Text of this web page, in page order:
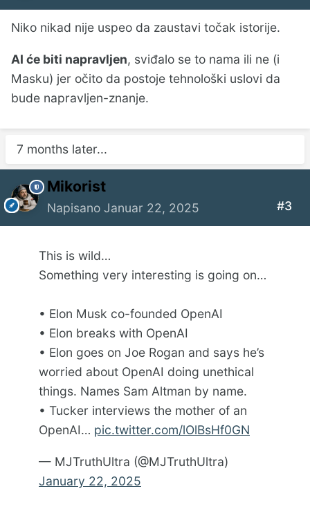
Niko nikad nije uspeo da zaustavi točak istorije.
AI će biti napravljen, sviđalo se to nama ili ne (i
Masku) jer očito da postoje tehnološki uslovi da
bude napravljen-znanje.
7 months later...
Mikorist
Napisano Januar 22, 2025 #3
This is wild…
Something very interesting is going on…
• Elon Musk co-founded OpenAI
• Elon breaks with OpenAI
• Elon goes on Joe Rogan and says he’s
worried about OpenAI doing unethical
things. Names Sam Altman by name.
• Tucker interviews the mother of an
OpenAI… pic.twitter.com/lOlBsHf0GN
— MJTruthUltra (@MJTruthUltra)
January 22, 2025